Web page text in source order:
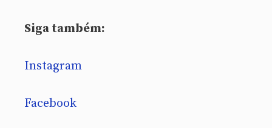
Siga também:
Instagram
Facebook